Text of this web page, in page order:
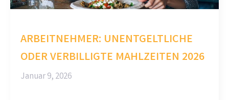
ARBEITNEHMER: UNENTGELTLICHE
ODER VERBILLIGTE MAHLZEITEN 2026
Januar 9, 2026